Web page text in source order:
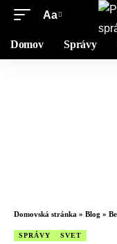
Aa
Domov Správy
Domovská stránka » Blog »
SPRÁVY SVET